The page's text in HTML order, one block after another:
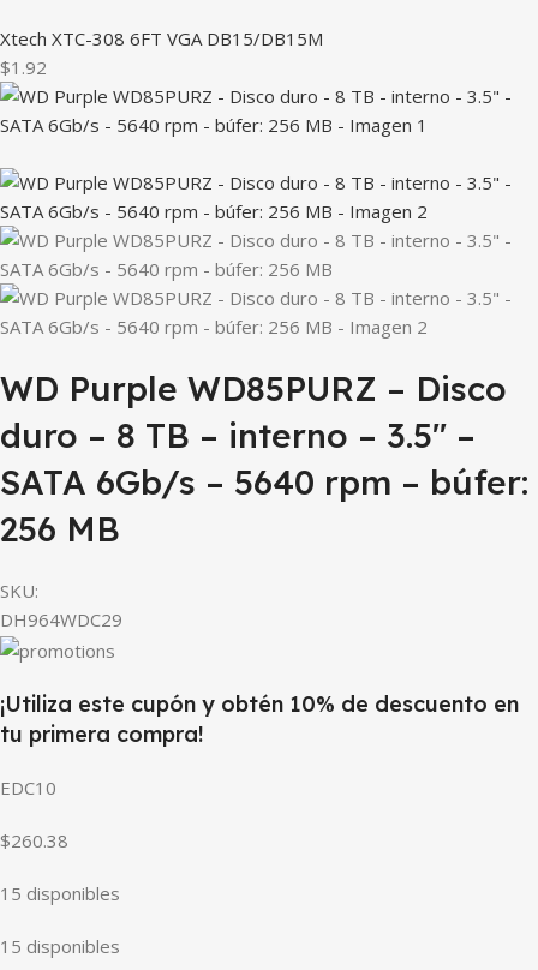
Xtech XTC-308 6FT VGA DB15/DB15M
$1.92
WD Purple WD85PURZ – Disco
duro – 8 TB – interno – 3.5″ –
SATA 6Gb/s – 5640 rpm – búfer:
256 MB
SKU:
DH964WDC29
¡Utiliza este cupón y obtén 10% de descuento en
tu primera compra!
EDC10
$260.38
15 disponibles
15 disponibles